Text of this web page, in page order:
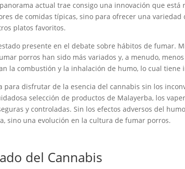
actual trae consigo una innovación que está
de comidas típicas, sino para ofrecer una variedad
platos favoritos.
presente en el debate sobre hábitos de fumar.
porros han sido más variados y, a menudo,
la combustión y la inhalación de humo, lo cual tiene
disfrutar de la esencia del cannabis sin los
selección de productos de Malayerba, los
y controladas. Sin los efectos adversos del
sino una evolución en la cultura de fumar porros.
del Cannabis